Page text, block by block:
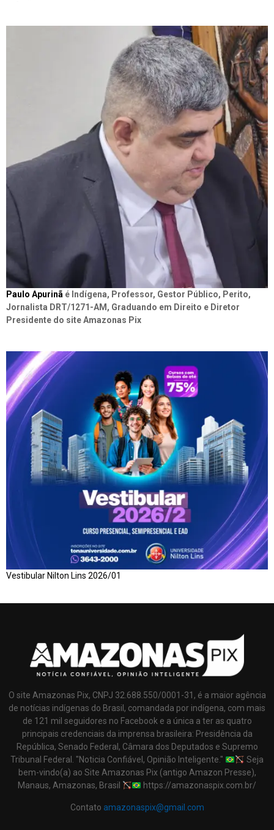
Paulo Apurinã é Indígena, Professor, Gestor Público, Perito,
Jornalista DRT/1271-AM, Graduando em Direito e Diretor
Presidente do site Amazonas Pix
Vestibular Nilton Lins 2026/01
O site Amazonas Pix, CNPJ 32.688.550/0001-31, é a maior agência
de notícias indígenas do Brasil, comandada por indígena, com mais
de 121 mil seguidores no Facebook e a única a ter as quatro
principais credenciais da imprensa brasileira: Presidência da
República, Senado Federal, Câmara dos Deputados e Supremo
Tribunal Federal. "Noticia Confiável, Opinião Inteligente."
Seja
bem-vindo(a) ao Site Amazonas Pix (antigo Amazon Presse),
Manaus, Amazonas, Brasil
https://amazonaspix.com.br/
Contato amazonaspix@gmail.com